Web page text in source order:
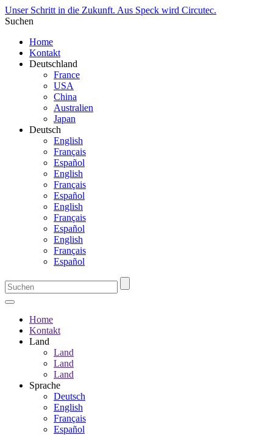
Unser Schritt in die Zukunft. Aus Speck wird Circutec.
Suchen
Home
Kontakt
Deutschland
France
USA
China
Australien
Japan
Deutsch
English
Français
Español
English
Français
Español
English
Français
Español
English
Français
Español
Home
Kontakt
Land
Land
Land
Land
Sprache
Deutsch
English
Français
Español